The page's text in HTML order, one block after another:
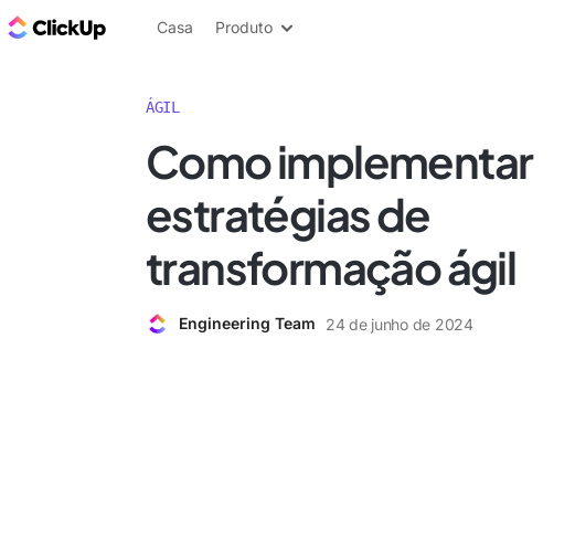
ClickUp Blogue
Casa Produto
ÁGIL
Como implementar
estratégias de
transformação ágil
Engineering Team 24 de junho de 2024